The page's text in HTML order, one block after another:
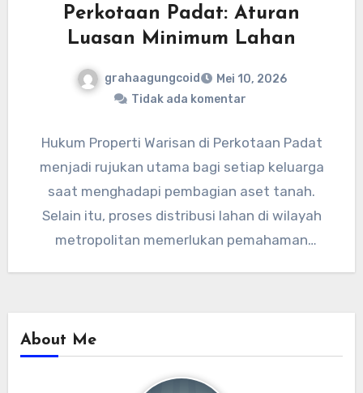
Perkotaan Padat: Aturan
Luasan Minimum Lahan
grahaagungcoid
Mei 10, 2026
Tidak ada komentar
Hukum Properti Warisan di Perkotaan Padat
menjadi rujukan utama bagi setiap keluarga
saat menghadapi pembagian aset tanah.
Selain itu, proses distribusi lahan di wilayah
metropolitan memerlukan pemahaman
About Me